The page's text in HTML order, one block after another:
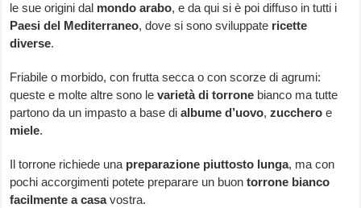
le sue origini dal mondo arabo, e da qui si è poi diffuso in tutti i
Paesi del Mediterraneo, dove si sono sviluppate ricette
diverse.
Friabile o morbido, con frutta secca o con scorze di agrumi:
queste e molte altre sono le varietà di torrone bianco ma tutte
partono da un impasto a base di albume d’uovo, zucchero e
miele.
Il torrone richiede una preparazione piuttosto lunga, ma con
pochi accorgimenti potete preparare un buon torrone bianco
facilmente a casavostra.